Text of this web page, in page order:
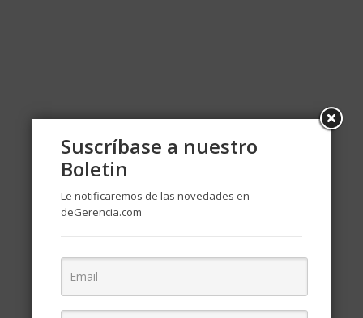
Suscríbase a nuestro
Boletin
Le notificaremos de las novedades en
deGerencia.com